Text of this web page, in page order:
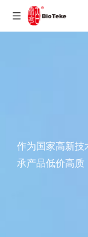
作为国家高新技
承产品低价高质